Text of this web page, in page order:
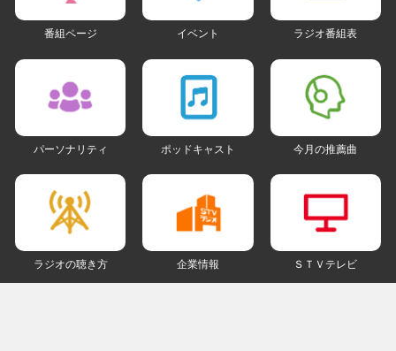
番組ページ イベント ラジオ番組表
パーソナリティ ポッドキャスト 今月の推薦曲
ラジオの聴き方 企業情報 ＳＴＶテレビ